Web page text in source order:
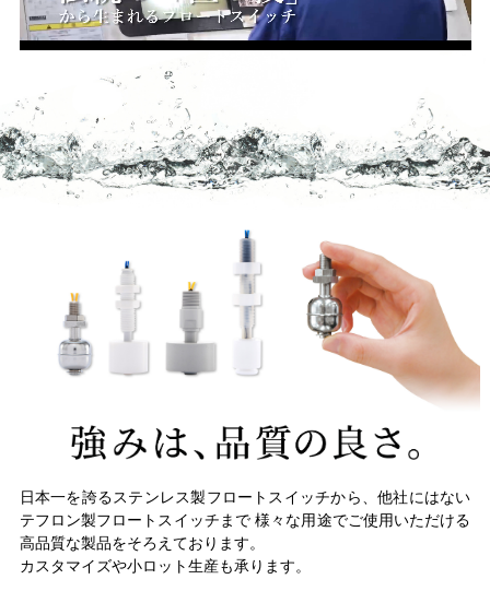
日本一を誇るステンレス製フロートスイッチから、他社にはない
テフロン製フロートスイッチまで 様々な用途でご使用いただける
高品質な製品をそろえております。
カスタマイズや小ロット生産も承ります。